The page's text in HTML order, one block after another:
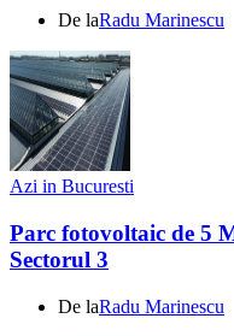
De laRadu Marinescu
Azi in Bucuresti
Parc fotovoltaic de 5
Sectorul 3
De laRadu Marinescu